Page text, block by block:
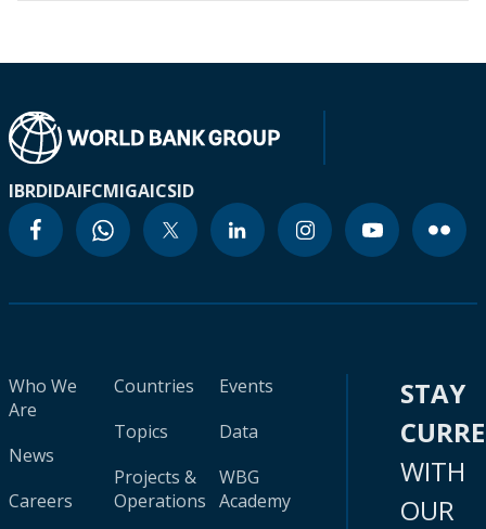
IBRDIDAIFCMIGAICSID
Who We
Are
News
Careers
Countries
Topics
Projects &
Operations
Events
Data
WBG
Academy
STAY
WITH
OUR